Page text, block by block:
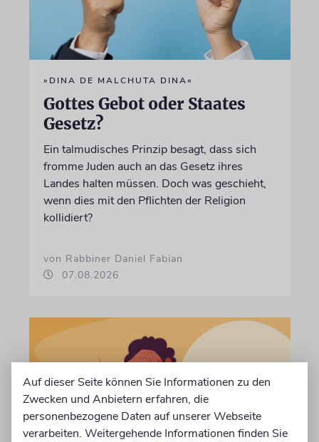
»DINA DE MALCHUTA DINA«
Gottes Gebot oder Staates
Gesetz?
Ein talmudisches Prinzip besagt, dass sich
fromme Juden auch an das Gesetz ihres
Landes halten müssen. Doch was geschieht,
wenn dies mit den Pflichten der Religion
kollidiert?
von Rabbiner Daniel Fabian
07.08.2026
Auf dieser Seite können Sie Informationen zu den
Zwecken und Anbietern erfahren, die
personenbezogene Daten auf unserer Webseite
verarbeiten. Weitergehende Informationen finden Sie